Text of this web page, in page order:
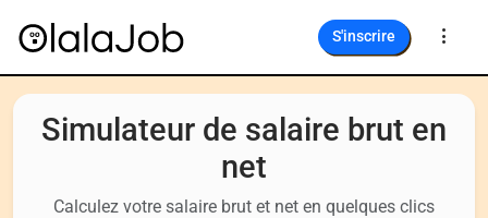
S'inscrire
Simulateur de salaire brut en
net
Calculez votre salaire brut et net en quelques clics